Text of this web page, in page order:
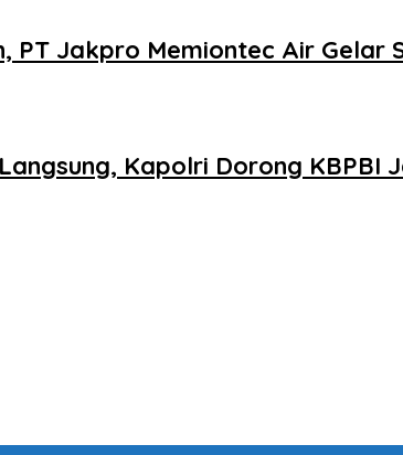
PT Jakpro Memiontec Air Gelar
Kapolri Dorong KBPBI